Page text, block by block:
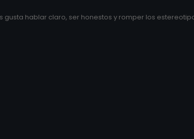
hablar claro, ser honestos y romper los